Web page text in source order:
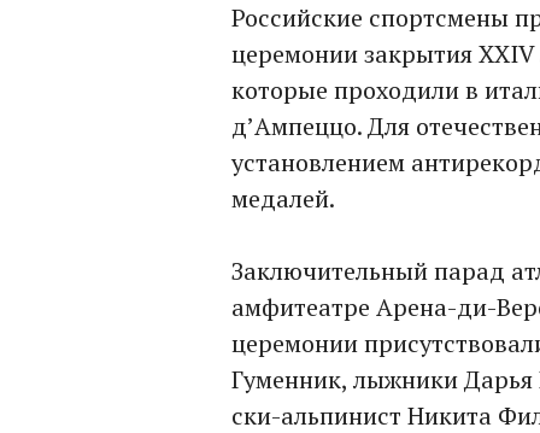
Российские спортсмены
церемонии закрытия
которые проходили в
д’Ампеццо. Для
установлением
медалей.
Заключительный парад
амфитеатре Арена-ди-
церемонии
Гуменник, лыжники Дарья
ски-альпинист Никита